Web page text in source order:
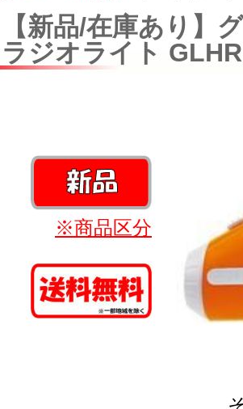
【新品/在庫あり】
ラジオライト
※商品区分